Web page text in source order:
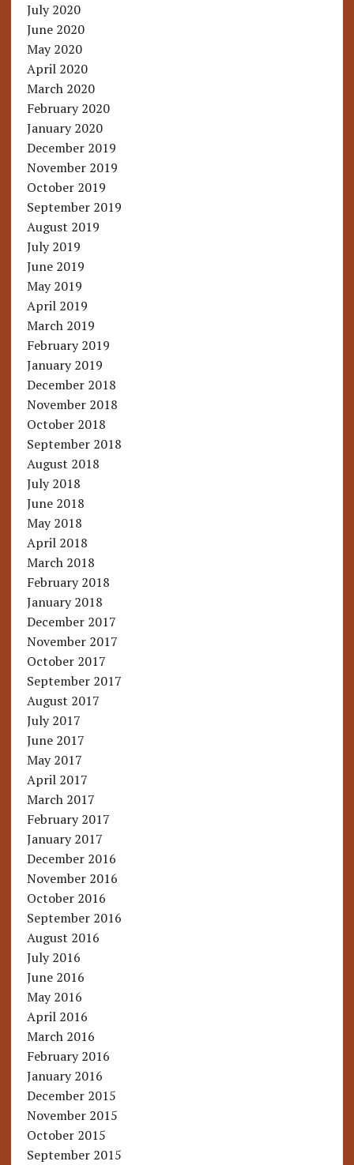
July 2020
June 2020
May 2020
April 2020
March 2020
February 2020
January 2020
December 2019
November 2019
October 2019
September 2019
August 2019
July 2019
June 2019
May 2019
April 2019
March 2019
February 2019
January 2019
December 2018
November 2018
October 2018
September 2018
August 2018
July 2018
June 2018
May 2018
April 2018
March 2018
February 2018
January 2018
December 2017
November 2017
October 2017
September 2017
August 2017
July 2017
June 2017
May 2017
April 2017
March 2017
February 2017
January 2017
December 2016
November 2016
October 2016
September 2016
August 2016
July 2016
June 2016
May 2016
April 2016
March 2016
February 2016
January 2016
December 2015
November 2015
October 2015
September 2015